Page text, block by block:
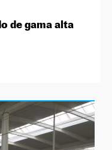
de gama alta